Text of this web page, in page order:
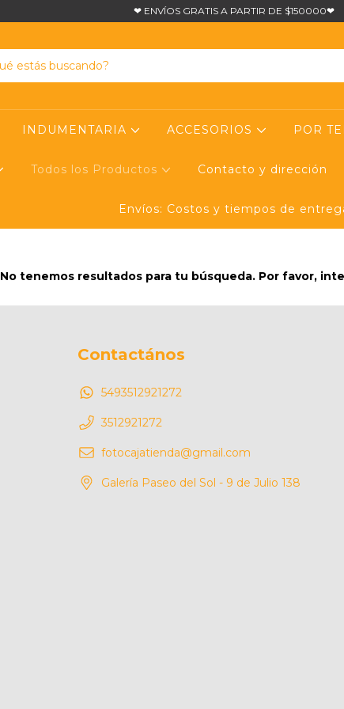
❤ ENVÍOS GRATIS A PARTIR DE $150000❤
INDUMENTARIA ACCESORIOS POR
Todos los Productos Contacto y dirección
Envíos: Costos y tiempos de
No tenemos resultados para tu búsqueda. Por favor,
Contactános
5493512921272
3512921272
fotocajatienda@gmail.com
Galería Paseo del Sol - 9 de Julio 138